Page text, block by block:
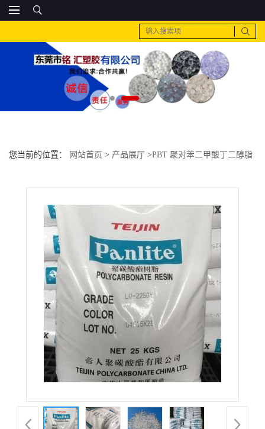
您当前的位置： 网站首页 > 产品展厅 >PBT 聚对苯二甲酸丁二醇脂